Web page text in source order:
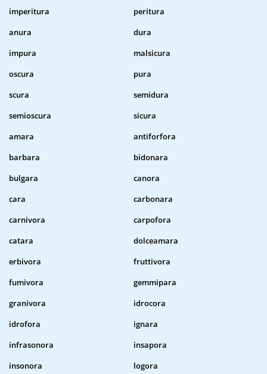
imperitura
peritura
anura
dura
impura
malsicura
oscura
pura
scura
semidura
semioscura
sicura
amara
antiforfora
barbara
bidonara
bulgara
canora
cara
carbonara
carnivora
carpofora
catara
dolceamara
erbivora
fruttivora
fumivora
gemmipara
granivora
idrocora
idrofora
ignara
infrasonora
insapora
insonora
logora